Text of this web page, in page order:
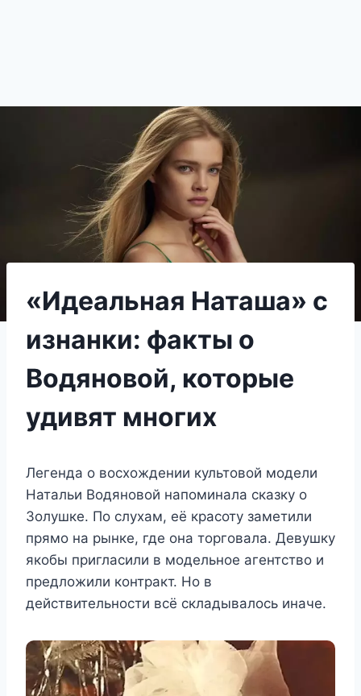
«Идеальная Наташа» с
изнанки: факты о
Водяновой, которые
удивят многих
Легенда о восхождении культовой модели
Натальи Водяновой напоминала сказку о
Золушке. По слухам, её красоту заметили
прямо на рынке, где она торговала. Девушку
якобы пригласили в модельное агентство и
предложили контракт. Но в
действительности всё складывалось иначе.